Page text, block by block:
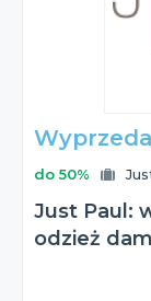
do 50%
Just Paul:
odzież